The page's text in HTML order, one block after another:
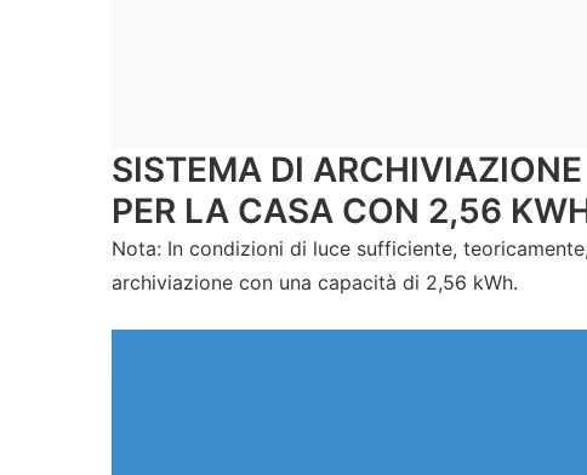
SISTEMA DI
PER LA CASA CON 2,56
Nota: In condizioni di luce sufficiente,
archiviazione con una capacità di 2,56 kWh.